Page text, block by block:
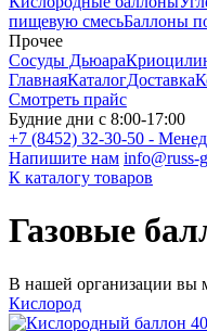
пищевую смесьБаллоны
Прочее
Сосуды Дьюара
ГлавнаяКаталогДоставка
Смотреть прайс
Будние дни с 8:00-17:00
+7 (8452) 32-30-50 -
Напишите нам info@russ-
К каталогу товаров
Газовые
В нашей организации вы
Кислород